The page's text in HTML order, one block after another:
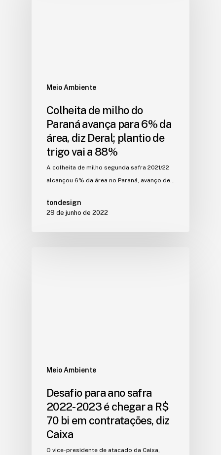
Meio Ambiente
Colheita de milho do
Paraná avança para 6% da
área, diz Deral; plantio de
trigo vai a 88%
A colheita de milho segunda safra 2021/22
alcançou 6% da área no Paraná, avanço de…
tondesign
29 de junho de 2022
Meio Ambiente
Desafio para ano safra
2022-2023 é chegar a R$
70 bi em contratações, diz
Caixa
O vice-presidente de atacado da Caixa,